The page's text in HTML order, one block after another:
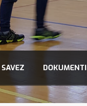
SAVEZ DOKUMENTI